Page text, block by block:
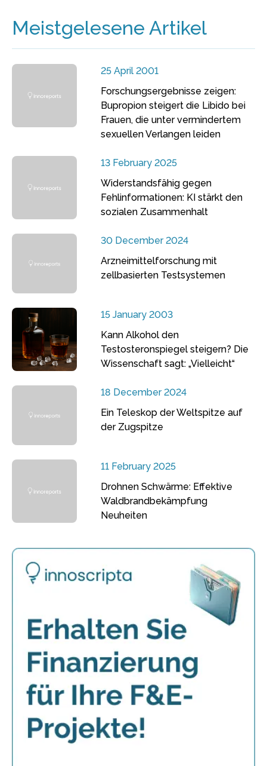
Meistgelesene Artikel
25 April 2001
Forschungsergebnisse zeigen:
Bupropion steigert die Libido bei
Frauen, die unter vermindertem
sexuellen Verlangen leiden
13 February 2025
Widerstandsfähig gegen
Fehlinformationen: KI stärkt den
sozialen Zusammenhalt
30 December 2024
Arzneimittelforschung mit
zellbasierten Testsystemen
15 January 2003
Kann Alkohol den
Testosteronspiegel steigern? Die
Wissenschaft sagt: „Vielleicht“
18 December 2024
Ein Teleskop der Weltspitze auf
der Zugspitze
11 February 2025
Drohnen Schwärme: Effektive
Waldbrandbekämpfung
Neuheiten